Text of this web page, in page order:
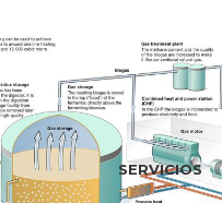
SERVICIOS